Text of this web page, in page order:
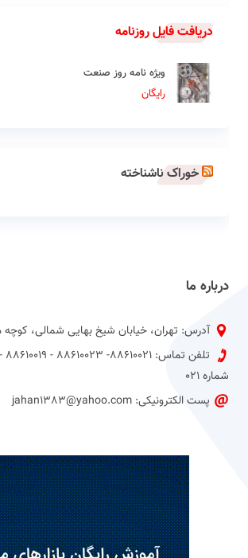
دریافت فایل روزنامه
ویژه نامه روز صنعت
رایگان
خوراک ناشناخته
درباره ما
آدرس: تهران، خیابان شیخ بهایی شمالی، کوچه
شماره 021
پست الکترونیکی: jahan1383@yahoo.com